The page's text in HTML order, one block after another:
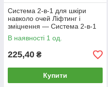
Система 2-в-1 для шкіри
навколо очей Ліфтинг і
зміцнення — Система 2-в-1
для шкірі навколо очей
ліфтингу
В наявності 1 од.
225,40 ₴
Купити